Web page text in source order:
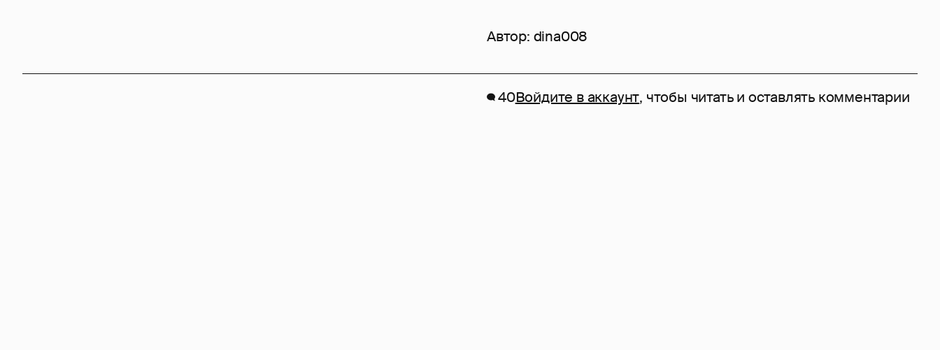
Автор: dina008
40Войдите в аккаунт, чтобы читать и оставлять комментарии